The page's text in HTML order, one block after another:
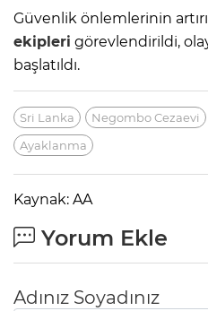
Güvenlik önlemlerinin
ekipleri görevlendirildi,
başlatıldı.
Sri Lanka Negombo Cezaevi
Ayaklanma
Kaynak: AA
Yorum Ekle
Adınız Soyadınız